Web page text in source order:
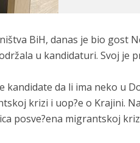
BiH, danas je bio gost
u kandidaturi. Svoj je
kandidate da li ima neko u
krizi i uop?e o Krajini.
posve?ena migrantskoj